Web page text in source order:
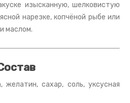
изысканную, шелковистую
нарезке, копчёной рыбе или
маслом.
желатин, сахар, соль, уксусная